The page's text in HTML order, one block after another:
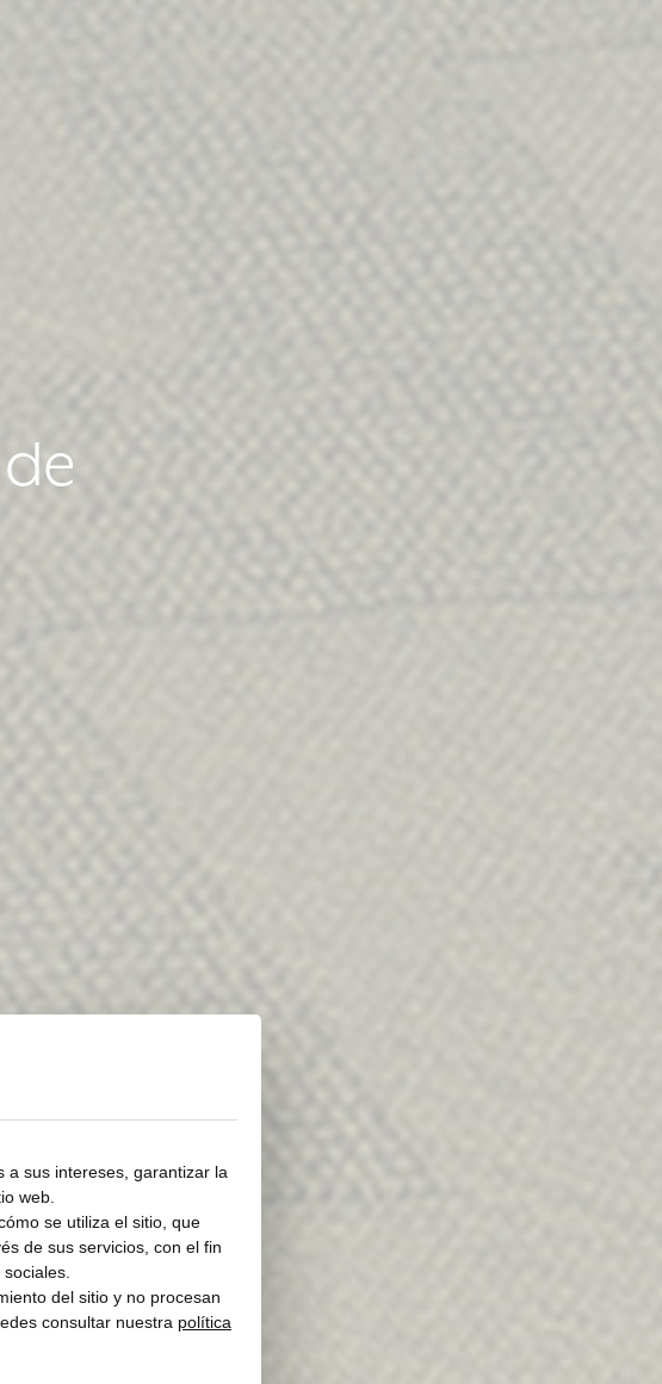
a sus intereses, garantizar la
web.
se utiliza el sitio, que
de sus servicios, con el fin
del sitio y no procesan
consultar nuestra política